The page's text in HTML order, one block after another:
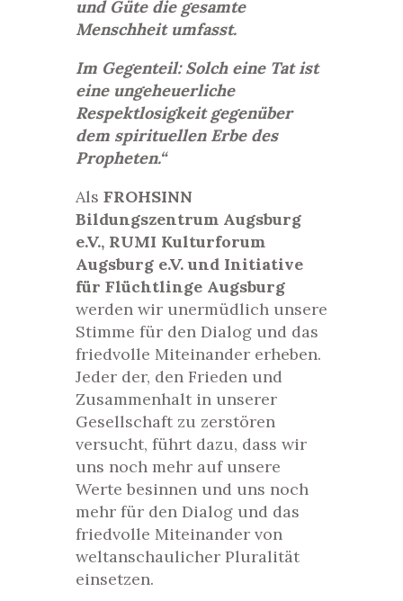
und Güte die gesamte
Menschheit umfasst.
Im Gegenteil: Solch eine Tat ist
eine ungeheuerliche
Respektlosigkeit gegenüber
dem spirituellen Erbe des
Propheten.“
Als FROHSINN
Bildungszentrum Augsburg
e.V., RUMI Kulturforum
Augsburg e.V. und Initiative
für Flüchtlinge Augsburg
werden wir unermüdlich unsere
Stimme für den Dialog und das
friedvolle Miteinander erheben.
Jeder der, den Frieden und
Zusammenhalt in unserer
Gesellschaft zu zerstören
versucht, führt dazu, dass wir
uns noch mehr auf unsere
Werte besinnen und uns noch
mehr für den Dialog und das
friedvolle Miteinander von
weltanschaulicher Pluralität
einsetzen.